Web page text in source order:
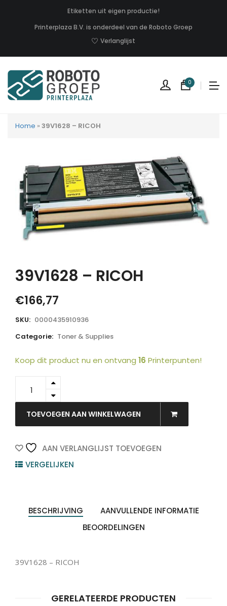
Etiketten uit eigen productie!
Printerplaza B.V. is onderdeel van de Roboto Groep
Verlanglijst
0
in
uw
Home » 39V1628 – RICOH
39V1628 – RICOH
€166,77
SKU: 0000435910936
Categorie: Toner & Supplies
Koop dit product nu en ontvang 16 Printerpunten!
RICOH
quantity
TOEVOEGEN AAN WINKELWAGEN
AAN VERLANGLIJST TOEVOEGEN
VERGELIJKEN
BESCHRIJVING
AANVULLENDE INFORMATIE
BEOORDELINGEN
39V1628 – RICOH
GERELATEERDE PRODUCTEN